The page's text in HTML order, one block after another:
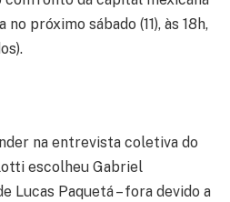
próximo sábado (11), às 18h,
na entrevista coletiva do
escolheu Gabriel
Lucas Paquetá – fora devido a